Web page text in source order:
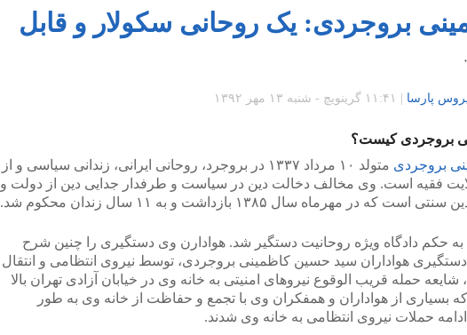
بروجردی: یک روحانی سکولار و قابل
۰
پارسا ۱۱:۴۱ گرينويچ - شنبه ۱۳ مهر ۱۳۹۲
بروجردی کیست؟
بروجردی
متولد ۱۰ مرداد ۱۳۳۷ در بروجرد، روحانی ایرانی، زندانی سیاسی و از
فقیه است. وی مخالف دخالت دین در سیاست و طرفدار جدایی دین از دولت و
در مهرماه سال ۱۳۸۵ بازداشت و به ۱۱ سال زندان محکوم شد.
وی در سال ۱۳۸۵ به حکم دادگاه ویژه روحانیت دستگیر شد. هوادارن وی دستگیری را چنین شرح
دستگیری هواداران سید حسین کاظمینی بروجردی، توسط نیروی انتظامی و انتقال
شایعه حمله قریب الوقوع نیروهای امنیتی به خانه وی در خیابان آزادی تهران بالا
بسیاری از هواداران و همفکران وی با تجمع و حفاظت از خانه وی به طور
حملات نیروی انتظامی به خانه وی شدند.